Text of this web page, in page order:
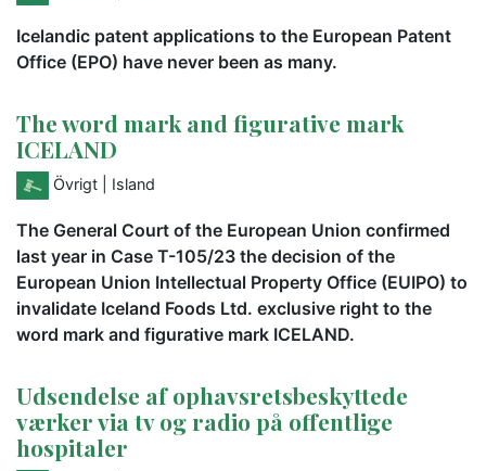
Icelandic patent applications to the European Patent
Office (EPO) have never been as many.
The word mark and figurative mark
ICELAND
Övrigt | Island
The General Court of the European Union confirmed
last year in Case T-105/23 the decision of the
European Union Intellectual Property Office (EUIPO) to
invalidate Iceland Foods Ltd. exclusive right to the
word mark and figurative mark ICELAND.
Udsendelse af ophavsretsbeskyttede
værker via tv og radio på offentlige
hospitaler